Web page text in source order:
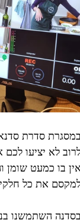
במסגרת סדרת
לא יציעו לכם
אין בו כמעט שומן
את כל חלקי
בסדנה השתמשנו